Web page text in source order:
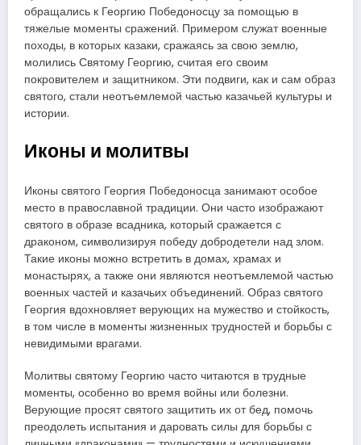
обращались к Георгию Победоносцу за помощью в
тяжелые моменты сражений. Примером служат военные
походы, в которых казаки, сражаясь за свою землю,
молились Святому Георгию, считая его своим
покровителем и защитником. Эти подвиги, как и сам образ
святого, стали неотъемлемой частью казачьей культуры и
истории.
Иконы и молитвы
Иконы святого Георгия Победоносца занимают особое
место в православной традиции. Они часто изображают
святого в образе всадника, который сражается с
драконом, символизируя победу добродетели над злом.
Такие иконы можно встретить в домах, храмах и
монастырях, а также они являются неотъемлемой частью
военных частей и казачьих объединений. Образ святого
Георгия вдохновляет верующих на мужество и стойкость,
в том числе в моменты жизненных трудностей и борьбы с
невидимыми врагами.
Молитвы святому Георгию часто читаются в трудные
моменты, особенно во время войны или болезни.
Верующие просят святого защитить их от бед, помочь
преодолеть испытания и даровать силы для борьбы с